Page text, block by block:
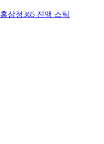
삼정365 진액 스틱